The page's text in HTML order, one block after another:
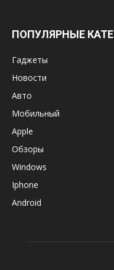
ПОПУЛЯРНЫЕ
Гаджеты
Новости
Авто
Мобильный
Apple
Обзоры
Windows
Iphone
Android